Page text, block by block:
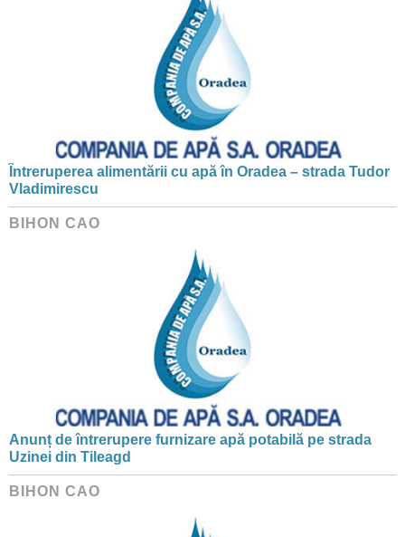
Întreruperea alimentării cu apă în Oradea – strada Tudor
Vladimirescu
BIHON CAO
Anunț de întrerupere furnizare apă potabilă pe strada
Uzinei din Tileagd
BIHON CAO